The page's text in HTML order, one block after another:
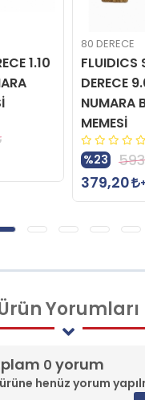
1.10
80 DERECE
FLUIDICS
DERECE
NUMARA
MEMESİ
%23
379,20
Yorumları
0 yorum
henüz yorum